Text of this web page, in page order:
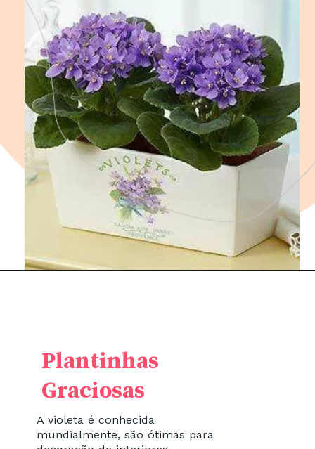
A violeta é conhecida
mundialmente, são ótimas para
Plantinhas
Graciosas